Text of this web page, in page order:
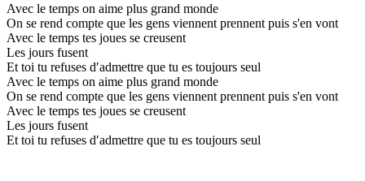
Avec le temps on aime plus grand monde
On se rend compte que les gens viennent prennent puis s'en vont
Avec le temps tes joues se creusent
Les jours fusent
Et toi tu refuses d′admettre que tu es toujours seul
Avec le temps on aime plus grand monde
On se rend compte que les gens viennent prennent puis s'en vont
Avec le temps tes joues se creusent
Les jours fusent
Et toi tu refuses d′admettre que tu es toujours seul